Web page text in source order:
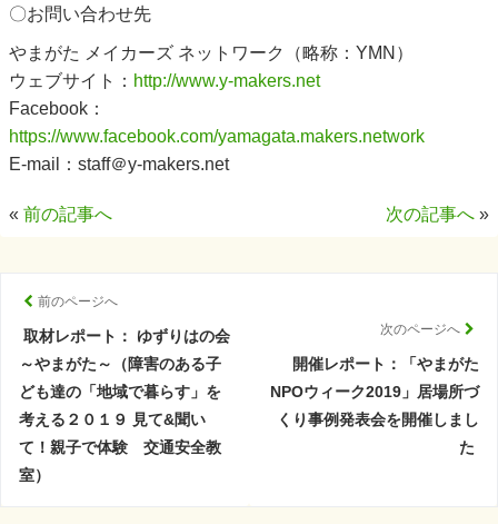
〇お問い合わせ先
やまがた メイカーズ ネットワーク（略称：YMN）
ウェブサイト： http://www.y-makers.net
Facebook：
https://www.facebook.com/yamagata.makers.network
E-mail：staff＠y-makers.net
« 前の記事へ 次の記事へ »
前のページへ
取材レポート： ゆずりはの会
～やまがた～（障害のある子
ども達の「地域で暮らす」を
考える２０１９ 見て&聞い
て！親子で体験 交通安全教
室）
次のページへ
開催レポート：「やまがた
NPOウィーク2019」居場所づ
くり事例発表会を開催しまし
た